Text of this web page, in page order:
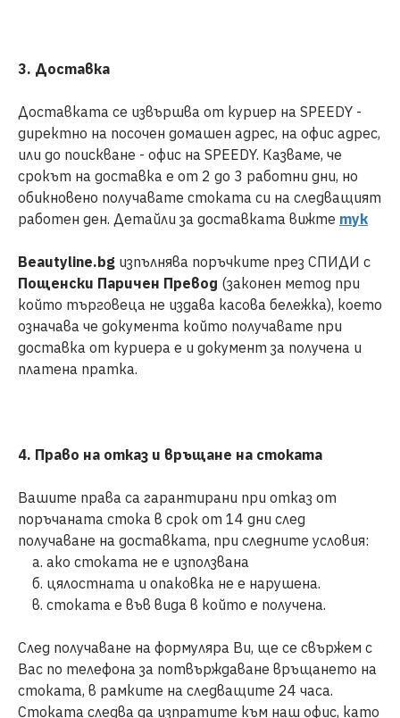
3. Доставка
Доставката се извършва от куриер на SPEEDY -
директно на посочен домашен адрес, на офис адрес,
или до поискване - офис на SPEEDY. Казваме, че
срокът на доставка е от 2 до 3 работни дни, но
обикновено получавате стоката си на следващият
работен ден. Детайли за доставката вижте тук
Beautyline.bg изпълнява поръчките през СПИДИ с
Пощенски Паричен Превод (законен метод при
който търговеца не издава касова бележка), което
означава че документа който получавате при
доставка от куриера е и документ за получена и
платена пратка.
4. Право на отказ и връщане на стоката
Вашите права са гарантирани при отказ от
поръчаната стока в срок от 14 дни след
получаване на доставката, при следните условия:
а. ако стоката не е използвана
б. цялостната и опаковка не е нарушена.
в. стоката е във вида в който е получена.
След получаване на формуляра Ви, ще се свържем с
Вас по телефона за потвърждаване връщането на
стоката, в рамките на следващите 24 часа.
Стоката следва да изпратите към наш офис, като